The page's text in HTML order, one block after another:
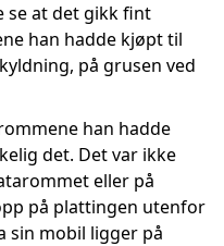
se at det gikk fint
han hadde kjøpt til
på grusen ved
han hadde
det. Det var ikke
eller på
på plattingen utenfor
sin mobil ligger på